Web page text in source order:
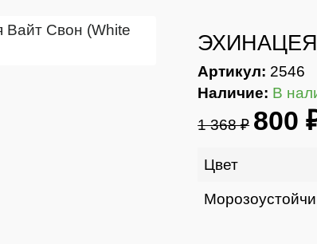
ЭХИНАЦЕЯ
Артикул: 2546
Наличие: В
1 368 ₽ 800
Цвет